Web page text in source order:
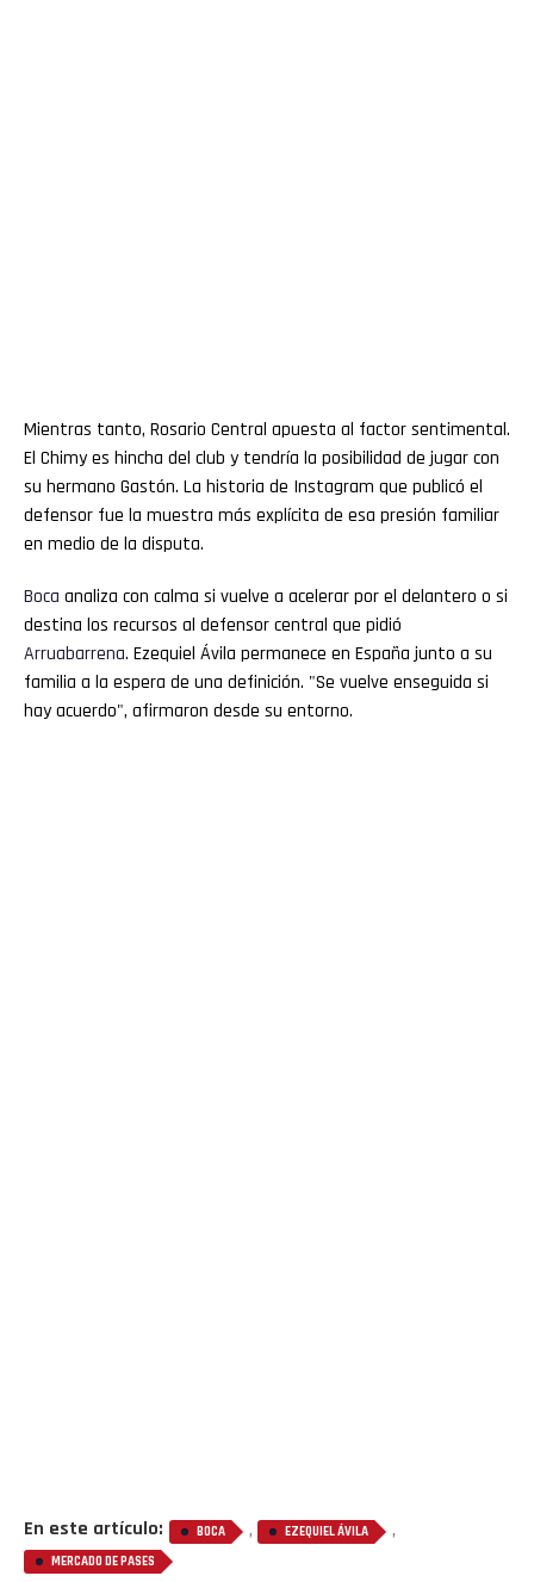
Mientras tanto, Rosario Central apuesta al factor sentimental.
El Chimy es hincha del club y tendría la posibilidad de jugar con
su hermano Gastón. La historia de Instagram que publicó el
defensor fue la muestra más explícita de esa presión familiar
en medio de la disputa.
Boca analiza con calma si vuelve a acelerar por el delantero o si
destina los recursos al defensor central que pidió
Arruabarrena. Ezequiel Ávila permanece en España junto a su
familia a la espera de una definición. "Se vuelve enseguida si
hay acuerdo", afirmaron desde su entorno.
En este artículo: BOCA , EZEQUIEL ÁVILA ,
MERCADO DE PASES